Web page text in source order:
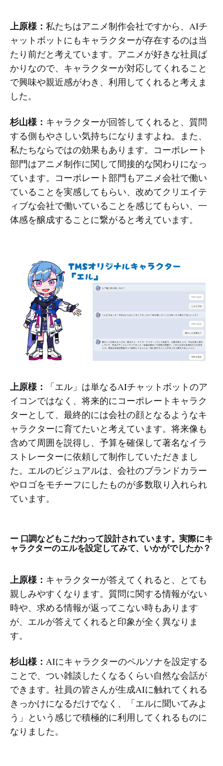
上原様： 私たちはアニメ制作会社ですから、AIチ
ャットボットにもキャラクターが存在するのは当
たり前だと考えています。アニメが好きな社員ば
かりなので、キャラクターが対応してくれること
で興味や親近感がわき、利用してくれると考えま
した。
杉山様： キャラクターが回答してくれると、質問
する側もやさしい気持ちになりますよね。また、
私たちならではの効果もあります。コーポレート
部門はアニメ制作に関して間接的な関わりになっ
ています。コーポレート部門もアニメ会社で働い
ていることを実感してもらい、改めてクリエイテ
ィブな会社で働いていることを感じてもらい、一
体感を醸成することに繋がると考えています。
上原様：
「エル」は単なるAIチャットボットのア
イコンではなく、将来的にコーポレートキャラク
ターとして、最終的には会社の顔となるようなキ
ャラクターに育てたいと考えています。将来像も
含めて周囲を説得し、予算を確保して著名なイラ
ストレーターに依頼して制作していただきまし
た。エルのビジュアルは、会社のブランドカラー
やロゴをモチーフにしたものが多数取り入れられ
ています。
ー 口調などもこだわって設計されています。実際にキ
ャラクターのエルを設定してみて、いかがでしたか？
上原様： キャラクターが答えてくれると、とても
親しみやすくなります。質問に関する情報がない
時や、求める情報が返ってこない時もあります
が、エルが答えてくれると印象が全く異なりま
す。
杉山様： AIにキャラクターのペルソナを設定する
ことで、つい雑談したくなるくらい自然な会話が
できます。社員の皆さんが生成AIに触れてくれる
きっかけになるだけでなく、「エルに聞いてみよ
う」という感じで積極的に利用してくれるものに
なりました。